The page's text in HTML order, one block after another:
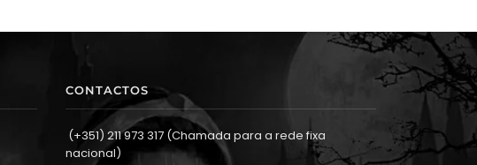
CONTACTOS
(+351) 211 973 317 (Chamada para a rede fixa
nacional)